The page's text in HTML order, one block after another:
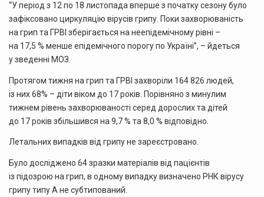
“У період з 12 по 18 листопада вперше з початку сезону було
зафіксовано циркуляцію вірусів грипу. Поки захворюваність
на грип та ГРВІ зберігається на неепідемічному рівні –
на 17,5 % менше епідемічного порогу по Україні”, – йдеться
у зведенні МОЗ.
Протягом тижня на грип та ГРВІ захворіли 164 826 людей,
із них 68% – діти віком до 17 років. Порівняно з минулим
тижнем рівень захворюваності серед дорослих та дітей
до 17 років збільшився на 9,7 % та 8,0 % відповідно.
Летальних випадків від грипу не зареєстровано.
Було досліджено 64 зразки матеріалів від пацієнтів
із підозрою на грип, в одному випадку визначено РНК вірусу
грипу типу А не субтипований.